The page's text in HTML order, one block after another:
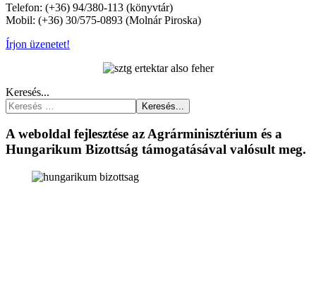
Telefon: (+36) 94/380-113 (könyvtár)
Mobil: (+36) 30/575-0893 (Molnár Piroska)
Írjon üzenetet!
Keresés...
Keresés...
A weboldal fejlesztése az Agrárminisztérium és a
Hungarikum Bizottság támogatásával valósult meg.